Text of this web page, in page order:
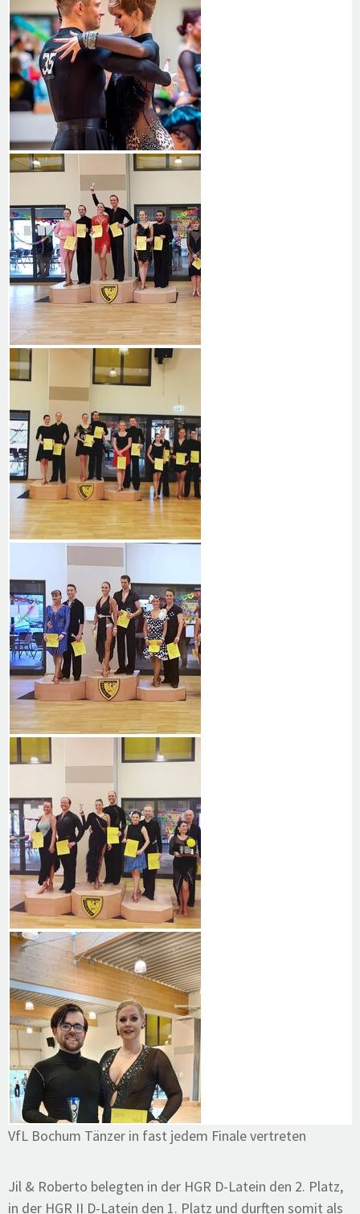
VfL Bochum Tänzer in fast jedem Finale vertreten
Jil & Roberto belegten in der HGR D-Latein den 2. Platz,
in der HGR II D-Latein den 1. Platz und durften somit als